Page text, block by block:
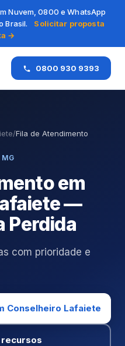
Nuvem, 0800 e WhatsApp
Brasil.
Solicitar proposta
→
0800 930 9393
/Fila de Atendimento
em
—
Perdida
com prioridade e
Conselheiro Lafaiete